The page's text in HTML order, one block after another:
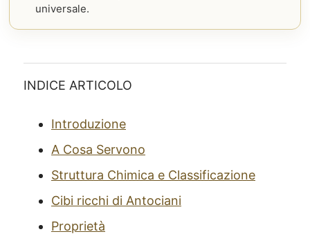
universale.
INDICE ARTICOLO
Introduzione
A Cosa Servono
Struttura Chimica e Classificazione
Cibi ricchi di Antociani
Proprietà